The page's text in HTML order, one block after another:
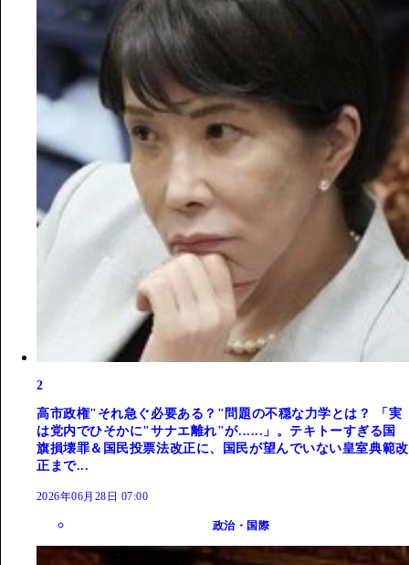
2
高市政権"それ急ぐ必要ある？"問題の不穏な力学とは？ 「実
は党内でひそかに"サナエ離れ"が......」。テキトーすぎる国
旗損壊罪＆国民投票法改正に、国民が望んでいない皇室典範改
正まで...
2026年06月28日 07:00
政治・国際